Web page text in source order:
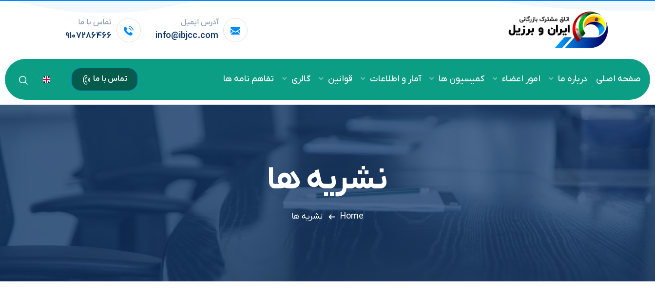
آدرس ایمیل
info@ibjcc.com
تماس با ما
9107286466
صفحه اصلی درباره ما امور اعضاء کمیسیون ها آمار و اطلاعات قوانین گالری تفاهم نامه ها تماس با ما
نشریه ها
Home نشریه ها